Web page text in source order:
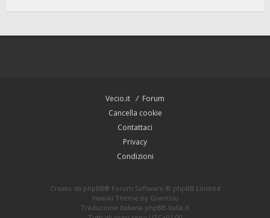
Vecio.it
Forum
Cancella cookie
Contattaci
Privacy
Condizioni
Creato da phpBB® Forum Software © phpBB Limited
Hawiki Theme by Gramziu
Traduzione Italiana phpBB-Italia.it